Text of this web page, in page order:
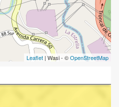
Leaflet | Wasi - ©OpenStreetMap